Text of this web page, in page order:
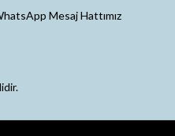
Mesaj Hattımız